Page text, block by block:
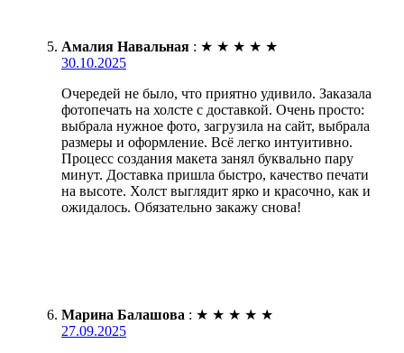
Амалия Навальная : ★ ★ ★ ★ ★
30.10.2025
Очередей не было, что приятно удивило. Заказала
фотопечать на холсте с доставкой. Очень просто:
выбрала нужное фото, загрузила на сайт, выбрала
размеры и оформление. Всё легко интуитивно.
Процесс создания макета занял буквально пару
минут. Доставка пришла быстро, качество печати
на высоте. Холст выглядит ярко и красочно, как и
ожидалось. Обязательно закажу снова!
Марина Балашова : ★ ★ ★ ★ ★
27.09.2025